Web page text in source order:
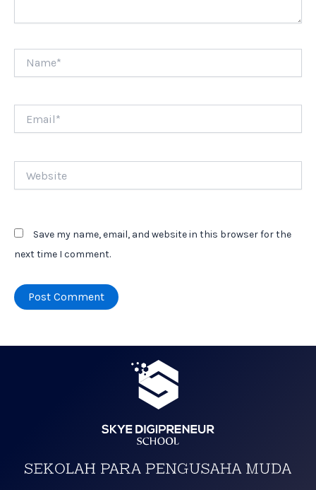
Save my name, email, and website in this browser for the
next time I comment.